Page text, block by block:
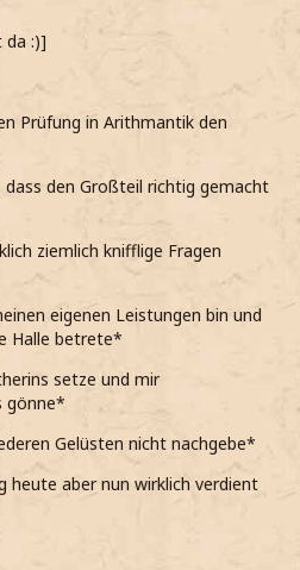
da :)]
Prüfung in Arithmantik den
den Großteil richtig gemacht
ziemlich knifflige Fragen
eigenen Leistungen bin und
Halle betrete*
setze und mir
gönne*
Gelüsten nicht nachgebe*
heute aber nun wirklich verdient